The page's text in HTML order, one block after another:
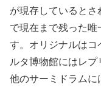
が現存していると
で現在まで残った唯
す。オリジナルはコ
ルタ博物館にはレ
他のサーミドラムに